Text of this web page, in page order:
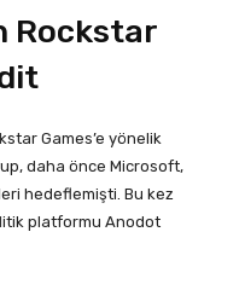
Rockstar
Games’e yönelik
daha önce Microsoft,
hedeflemişti. Bu kez
platformu Anodot